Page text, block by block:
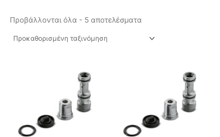
Προβάλλονται όλα - 5 αποτελέσματα